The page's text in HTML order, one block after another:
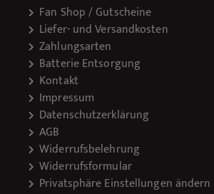
Fan Shop / Gutscheine
Liefer- und Versandkosten
Zahlungsarten
Batterie Entsorgung
Kontakt
Impressum
Datenschutzerklärung
AGB
Widerrufsbelehrung
Widerrufsformular
Privatsphäre Einstellungen ändern